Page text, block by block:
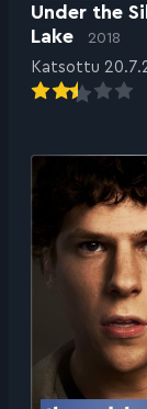
Under the
Lake
2018
Katsottu